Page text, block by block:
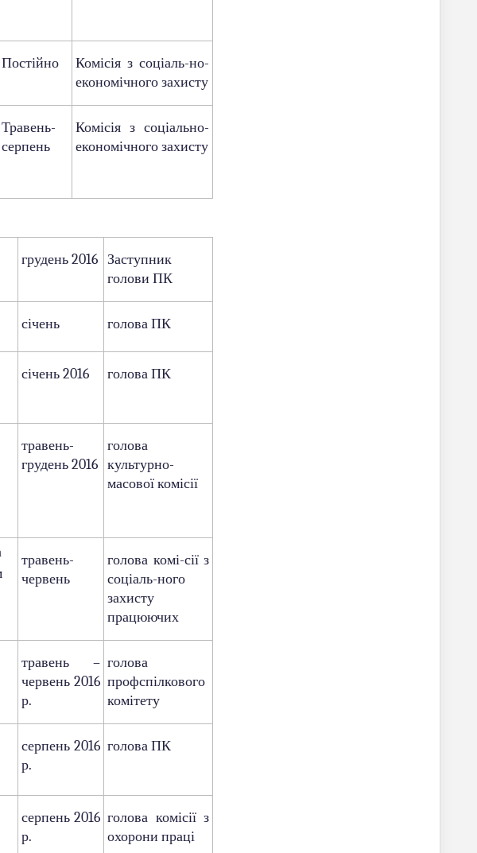
Постійно
Комісія з соціаль-но-
економічного захисту
Травень-
серпень
Комісія з соціально-
економічного захисту
грудень 2016 Заступник
голови ПК
січень голова ПК
січень 2016 голова ПК
травень-
грудень 2016
голова
культурно-
масової комісії
травень-
червень
голова комі-сії з
соціаль-ного
захисту
працюючих
травень –
червень 2016
р.
голова
профспілкового
комітету
серпень 2016
р.
голова ПК
серпень 2016
р.
голова комісії з
охорони праці